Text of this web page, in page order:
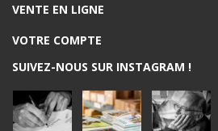
VENTE EN LIGNE
VOTRE COMPTE
SUIVEZ-NOUS SUR INSTAGRAM !